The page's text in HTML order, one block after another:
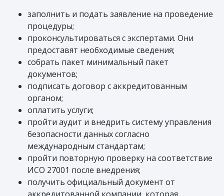
заполнить и подать заявление на проведение
процедуры;
проконсультироваться с экспертами. Они
предоставят необходимые сведения;
собрать пакет минимальный пакет
документов;
подписать договор с аккредитованным
органом;
оплатить услуги;
пройти аудит и внедрить систему управления
безопасности данных согласно
международным стандартам;
пройти повторную проверку на соответствие
ИСО 27001 после внедрения;
получить официальный документ от